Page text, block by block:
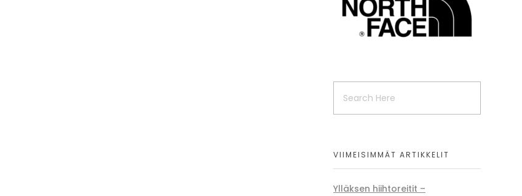
VIIMEISIMMÄT ARTIKKELIT
Ylläksen hiihtoreitit –